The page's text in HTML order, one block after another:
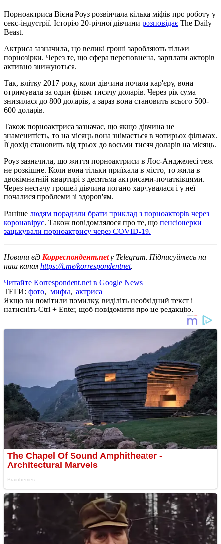
Порноактриса Вієна Роуз розвінчала кілька міфів про роботу у
секс-індустрії. Історію 20-річної дівчини розповідає The Daily
Beast.
Актриса зазначила, що великі гроші заробляють тільки
порнозірки. Через те, що сфера переповнена, зарплати акторів
активно знижуються.
Так, влітку 2017 року, коли дівчина почала кар'єру, вона
отримувала за один фільм тисячу доларів. Через рік сума
знизилася до 800 доларів, а зараз вона становить всього 500-
600 доларів.
Також порноактриса зазначає, що якщо дівчина не
знаменитість, то на місяць вона знімається в чотирьох фільмах.
Її дохід становить від трьох до восьми тисяч доларів на місяць.
Роуз зазначила, що життя порноактриси в Лос-Анджелесі теж
не розкішне. Коли вона тільки приїхала в місто, то жила в
двокімнатній квартирі з десятьма актрисами-початківцями.
Через нестачу грошей дівчина погано харчувалася і у неї
почалися проблеми зі здоров'ям.
Раніше людям порадили брати приклад з порноакторів через
коронавірус. Також повідомлялося про те, що пенсіонерки
зацькували порноактрису через COVID-19.
Новини від Корреспондент.net у Telegram. Підписуйтесь на
наш канал https://t.me/korrespondentnet.
Читайте Korrespondent.net в Google News
ТЕГИ: фото, мифы, актриса
Якщо ви помітили помилку, виділіть необхідний текст і
натисніть Ctrl + Enter, щоб повідомити про це редакцію.